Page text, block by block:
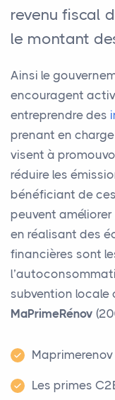
revenu fiscal
le montant
Ainsi le
encouragent
entreprendre des
prenant en
visent à
réduire les
bénéficiant de
peuvent
en réalisant des
financières sont
subvention locale
MaPrimeRénov
Les primes